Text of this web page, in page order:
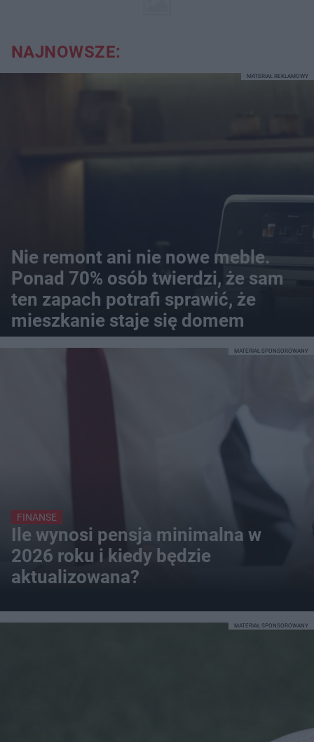
NAJNOWSZE:
Nie remont ani nie nowe meble.
Ponad 70% osób twierdzi, że sam
ten zapach potrafi sprawić, że
mieszkanie staje się domem
MATERIAŁ REKLAMOWY
FINANSE
Ile wynosi pensja minimalna w
2026 roku i kiedy będzie
aktualizowana?
MATERIAŁ SPONSOROWANY
MATERIAŁ SPONSOROWANY